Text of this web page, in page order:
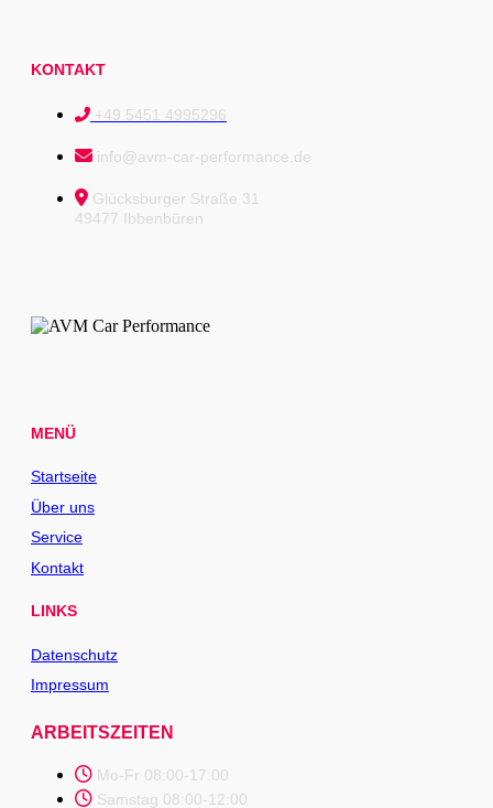
KONTAKT
+49 5451 4995296
info@avm-car-performance.de
Glücksburger Straße 31
49477 Ibbenbüren
MENÜ
Startseite
Über uns
Service
Kontakt
LINKS
Datenschutz
Impressum
ARBEITSZEITEN
Mo-Fr 08:00-17:00
Samstag 08:00-12:00